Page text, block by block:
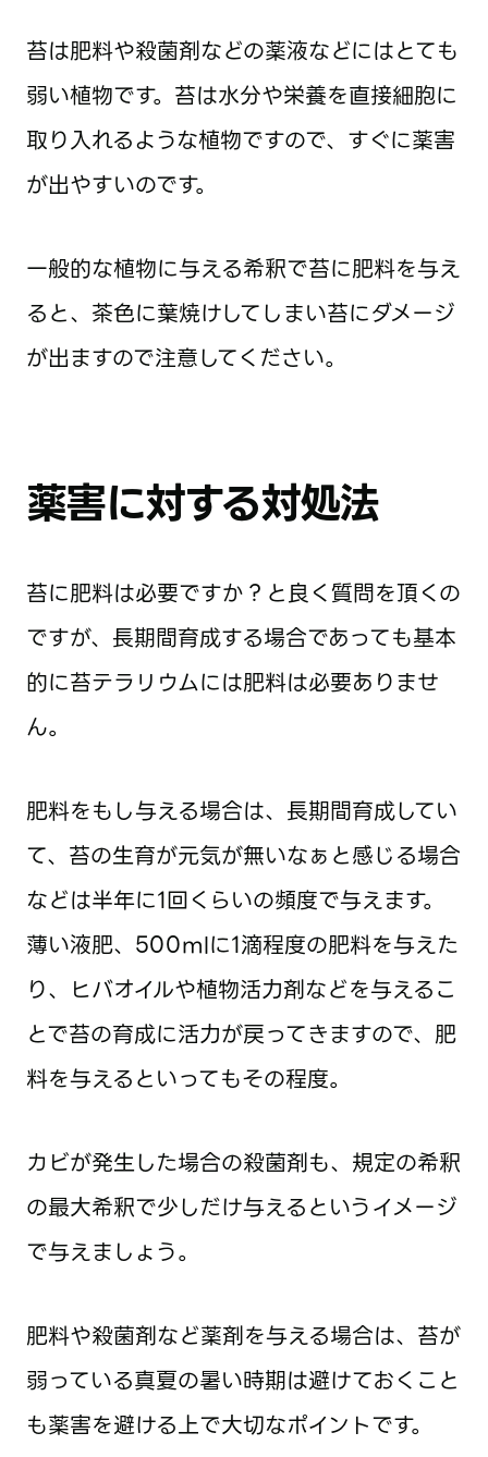
苔は肥料や殺菌剤などの薬液などにはとても
弱い植物です。苔は水分や栄養を直接細胞に
取り入れるような植物ですので、すぐに薬害
が出やすいのです。
一般的な植物に与える希釈で苔に肥料を与え
ると、茶色に葉焼けしてしまい苔にダメージ
が出ますので注意してください。
薬害に対する対処法
苔に肥料は必要ですか？と良く質問を頂くの
ですが、長期間育成する場合であっても基本
的に苔テラリウムには肥料は必要ありませ
ん。
肥料をもし与える場合は、長期間育成してい
て、苔の生育が元気が無いなぁと感じる場合
などは半年に1回くらいの頻度で与えます。
薄い液肥、500mlに1滴程度の肥料を与えた
り、ヒバオイルや植物活力剤などを与えるこ
とで苔の育成に活力が戻ってきますので、肥
料を与えるといってもその程度。
カビが発生した場合の殺菌剤も、規定の希釈
の最大希釈で少しだけ与えるというイメージ
で与えましょう。
肥料や殺菌剤など薬剤を与える場合は、苔が
弱っている真夏の暑い時期は避けておくこと
も薬害を避ける上で大切なポイントです。